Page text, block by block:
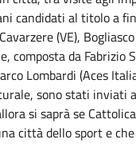
candidati al titolo a
(VE),
composta da Fabrizio
Lombardi (Aces
sono stati inviati
si saprà se
città dello sport e